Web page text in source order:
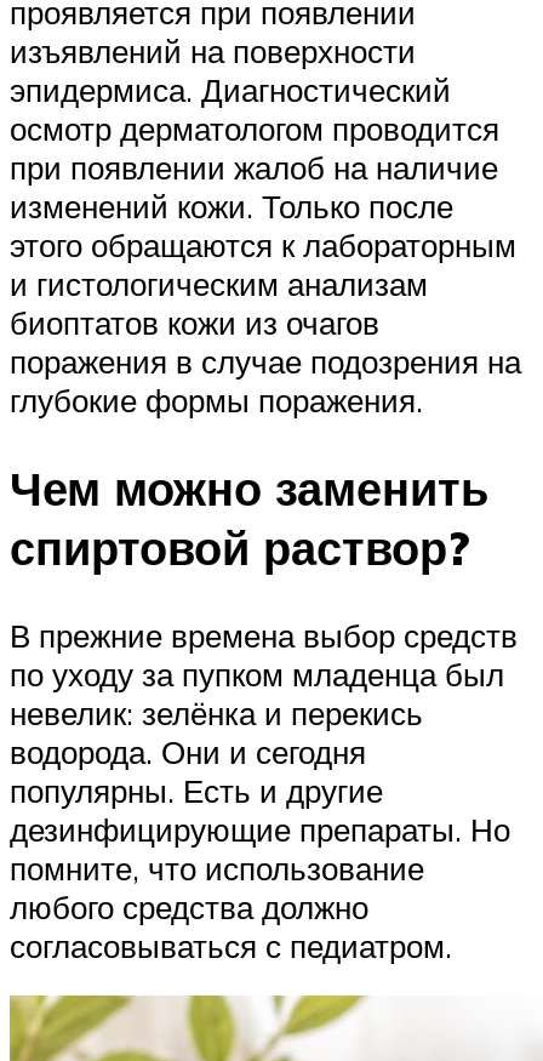
проявляется при появлении
изъявлений на поверхности
эпидермиса. Диагностический
осмотр дерматологом проводится
при появлении жалоб на наличие
изменений кожи. Только после
этого обращаются к лабораторным
и гистологическим анализам
биоптатов кожи из очагов
поражения в случае подозрения на
глубокие формы поражения.
Чем можно заменить
спиртовой раствор?
В прежние времена выбор средств
по уходу за пупком младенца был
невелик: зелёнка и перекись
водорода. Они и сегодня
популярны. Есть и другие
дезинфицирующие препараты. Но
помните, что использование
любого средства должно
согласовываться с педиатром.